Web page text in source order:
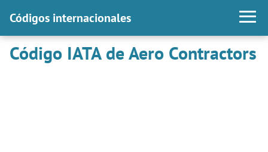
Códigos internacionales
Código IATA de Aero Contractors